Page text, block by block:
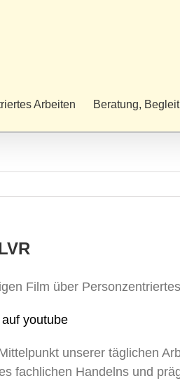
Arbeiten Beratung,
Film über
youtube
unserer täglichen
fachlichen Handelns und